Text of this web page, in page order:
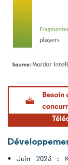
Image © Mordor
Juin 2023 :